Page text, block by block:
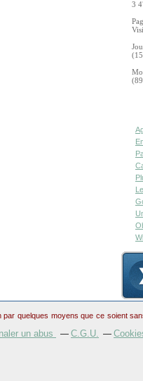
3
quelques moyens que ce soient
un abus C.G.U.